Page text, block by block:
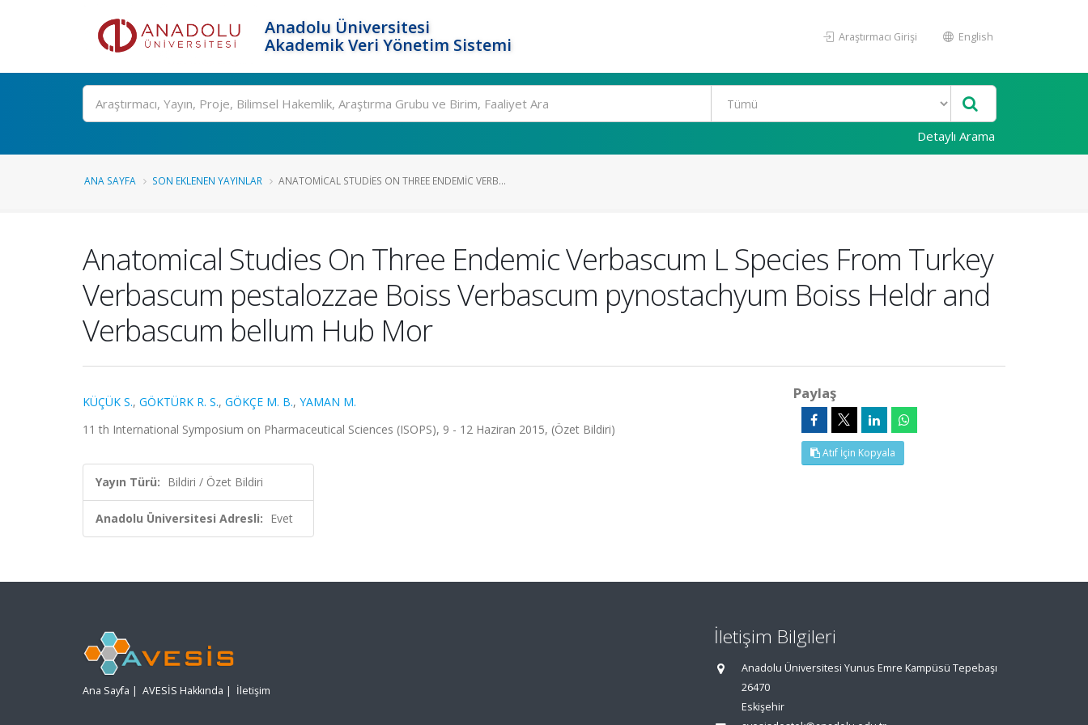
Anadolu Üniversitesi
Akademik Veri Yönetim Sistemi
Araştırmacı Girişi English
Ara
Detaylı Arama
ANA SAYFA SON EKLENEN YAYINLAR ANATOMICAL STUDIES ON THREE ENDEMIC VERB...
Anatomical Studies On Three Endemic Verbascum L Species From Turkey
Verbascum pestalozzae Boiss Verbascum pynostachyum Boiss Heldr and
Verbascum bellum Hub Mor
KÜÇÜK S., GÖKTÜRK R. S., GÖKÇE M. B., YAMAN M.
11 th International Symposium on Pharmaceutical Sciences (ISOPS), 9 - 12 Haziran 2015, (Özet Bildiri)
Yayın Türü: Bildiri / Özet Bildiri
Anadolu Üniversitesi Adresli: Evet
Paylaş
Atıf İçin Kopyala
Ana Sayfa | AVESİS Hakkında | İletişim
İletişim Bilgileri
Anadolu Üniversitesi Yunus Emre Kampüsü Tepebaşı
26470
Eskişehir